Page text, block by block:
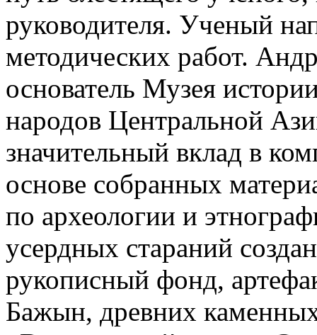
руководителя. Ученый
методических работ.
основатель Музея
народов Центральной
значительный вклад в
основе собранных
по археологии и
усердных стараний
рукописный фонд,
Бажын, древних